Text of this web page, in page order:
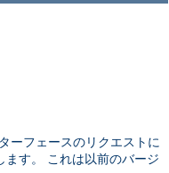
ーフェースのリクエストに
す。 これは以前のバージ